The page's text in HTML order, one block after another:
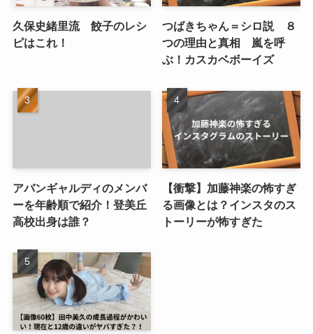
久保史緒里流 餃子のレシ
ピはこれ！
つばきちゃん＝シロ説 ８
つの理由と真相 嵐を呼
ぶ！カスカベボーイズ
アバンギャルディのメンバ
ーを年齢順で紹介！登美丘
高校出身は誰？
【衝撃】加藤神楽の怖すぎ
る画像とは？インスタのス
トーリーが怖すぎた